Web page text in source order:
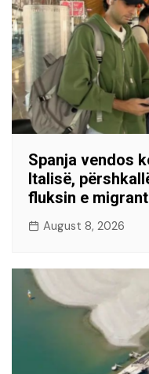
Spanja vendos
Italisë,
fluksin e
August 8, 2026